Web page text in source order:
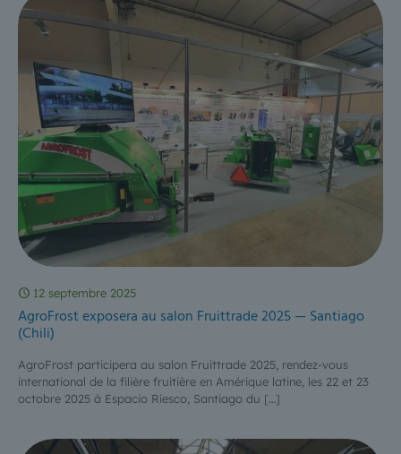
12 septembre 2025
AgroFrost exposera au salon Fruittrade 2025 — Santiago
(Chili)
AgroFrost participera au salon Fruittrade 2025, rendez-vous
international de la filière fruitière en Amérique latine, les 22 et 23
octobre 2025 à Espacio Riesco, Santiago du […]